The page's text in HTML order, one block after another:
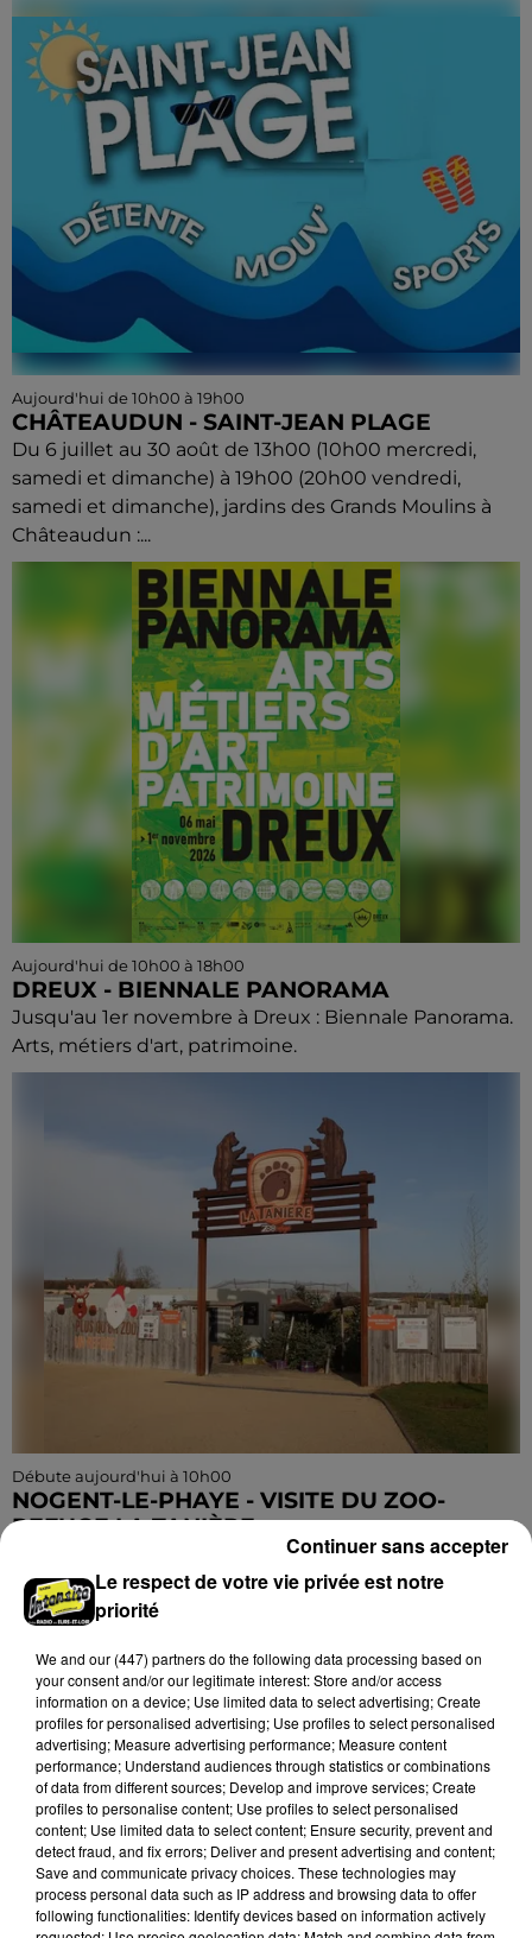
Aujourd'hui de 10h00 à 19h00
CHÂTEAUDUN - SAINT-JEAN PLAGE
Du 6 juillet au 30 août de 13h00 (10h00 mercredi,
samedi et dimanche) à 19h00 (20h00 vendredi,
samedi et dimanche), jardins des Grands Moulins à
Châteaudun :...
Aujourd'hui de 10h00 à 18h00
DREUX - BIENNALE PANORAMA
Jusqu'au 1er novembre à Dreux : Biennale Panorama.
Arts, métiers d'art, patrimoine.
Débute aujourd'hui à 10h00
NOGENT-LE-PHAYE - VISITE DU ZOO-
REFUGE LA TANIÈRE
Tous les jours de 10h00 à 18h00 à Nogent-le-Phaye :
Visite du Zoo-refuge La Tanière.
Le respect de votre vie privée est notre
priorité
We and our (447) partnersdo the following data processing based on
your consent and/or our legitimate interest: Store and/or access
information on a device; Use limited data to select advertising; Create
profiles for personalised advertising; Use profiles to select personalised
advertising; Measure advertising performance; Measure content
performance; Understand audiences through statistics or combinations
of data from different sources; Develop and improve services; Create
profiles to personalise content; Use profiles to select personalised
content; Use limited data to select content; Ensure security, prevent and
detect fraud, and fix errors; Deliver and present advertising and content;
Save and communicate privacy choices. These technologies may
process personal data such as IP address and browsing data to offer
following functionalities: Identify devices based on information actively
Continuer sans accepter